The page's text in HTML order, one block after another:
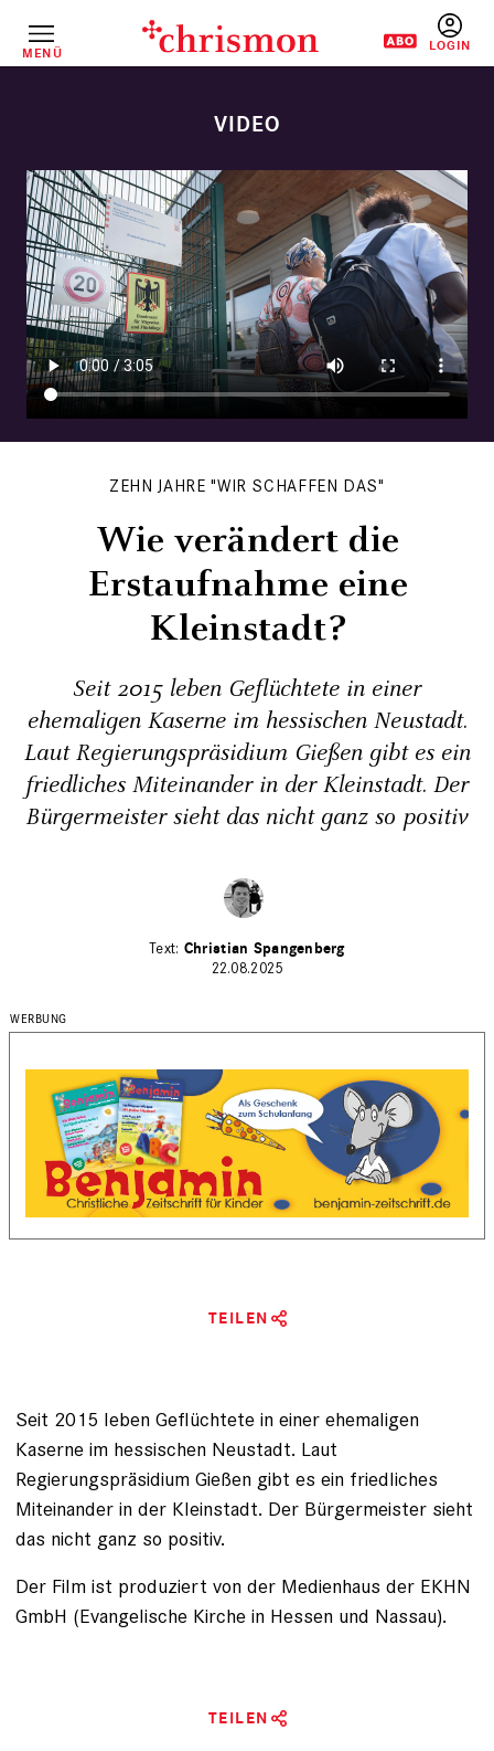
InhaltMENÜ
ZEHN JAHRE "WIR SCHAFFEN DAS"
Wie verändert die
Erstaufnahme eine
Kleinstadt?
Seit 2015 leben Geflüchtete in einer
ehemaligen Kaserne im hessischen Neustadt.
Laut Regierungspräsidium Gießen gibt es ein
friedliches Miteinander in der Kleinstadt. Der
Bürgermeister sieht das nicht ganz so positiv
Christian Spangenberg
22.08.2025
TEILEN
Seit 2015 leben Geflüchtete in einer ehemaligen
Kaserne im hessischen Neustadt. Laut
Regierungspräsidium Gießen gibt es ein friedliches
Miteinander in der Kleinstadt. Der Bürgermeister sieht
das nicht ganz so positiv.
Der Film ist produziert von der Medienhaus der EKHN
GmbH (Evangelische Kirche in Hessen und Nassau).
TEILEN